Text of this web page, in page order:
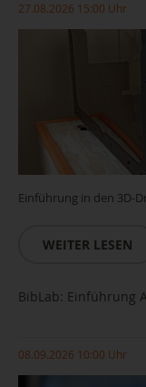
27.08.2026 15:00 Uhr
Einführung in den 3D-
WEITER LESEN
BibLab: Einführung
08.09.2026 10:00 Uhr